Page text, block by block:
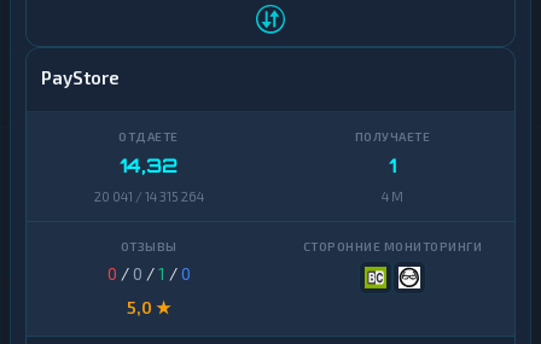
PayStore
14,32
20 041 / 14 315 264
1
4 M
0 / 0 /1 /0
5,0 ★